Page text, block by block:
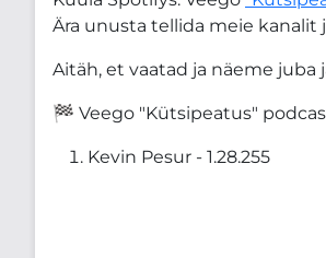
Ära unusta tellida meie
Aitäh, et vaatad ja näeme juba
🏁 Veego "Kütsipeatus"
Kevin Pesur - 1.28.255